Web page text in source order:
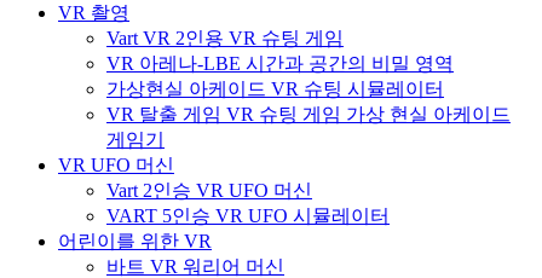
VR 촬영
Vart VR 2인용 VR 슈팅 게임
VR 아레나-LBE 시간과 공간의 비밀 영역
가상현실 아케이드 VR 슈팅 시뮬레이터
VR 탈출 게임 VR 슈팅 게임 가상 현실 아케이드
게임기
VR UFO 머신
Vart 2인승 VR UFO 머신
VART 5인승 VR UFO 시뮬레이터
어린이를 위한 VR
바트 VR 워리어 머신